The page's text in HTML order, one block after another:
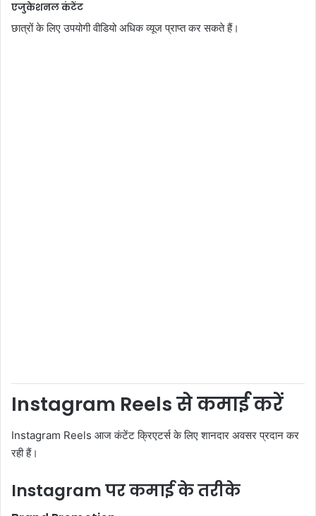
एजुकेशनल कंटेंट
छात्रों के लिए उपयोगी वीडियो अधिक व्यूज प्राप्त कर सकते हैं।
Instagram Reels से कमाई करें
Instagram Reels आज कंटेंट क्रिएटर्स के लिए शानदार अवसर प्रदान कर
रही हैं।
Instagram पर कमाई के तरीके